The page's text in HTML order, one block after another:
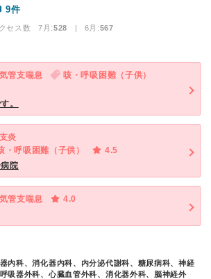
9件
セス数 7月:528 | 6月:567
管支喘息
咳・呼吸困難（子供）
。
炎
・呼吸困難（子供）
4.5
院
管支喘息
4.0
内科、消化器内科、内分泌代謝科、糖尿病科、神経
吸器外科、心臓血管外科、消化器外科、脳神経外